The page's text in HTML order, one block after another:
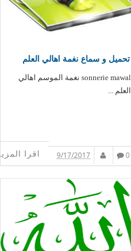
تحميل و سماع نغمة اهالي العلم
sonnerie mawal نغمة الموسم اهالي
العلم ...
اقرا المزيد 0
9/17/2017